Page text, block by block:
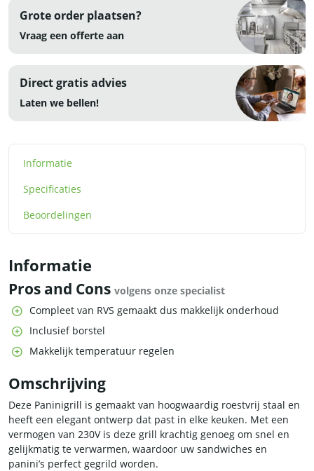
Grote order plaatsen?
Vraag een offerte aan
Direct gratis advies
Laten we bellen!
Informatie
Specificaties
Beoordelingen
Informatie
Pros and Cons volgens onze specialist
Compleet van RVS gemaakt dus makkelijk onderhoud
Inclusief borstel
Makkelijk temperatuur regelen
Omschrijving
Deze Paninigrill is gemaakt van hoogwaardig roestvrij staal en
heeft een elegant ontwerp dat past in elke keuken. Met een
vermogen van 230V is deze grill krachtig genoeg om snel en
gelijkmatig te verwarmen, waardoor uw sandwiches en
panini’s perfect gegrild worden.